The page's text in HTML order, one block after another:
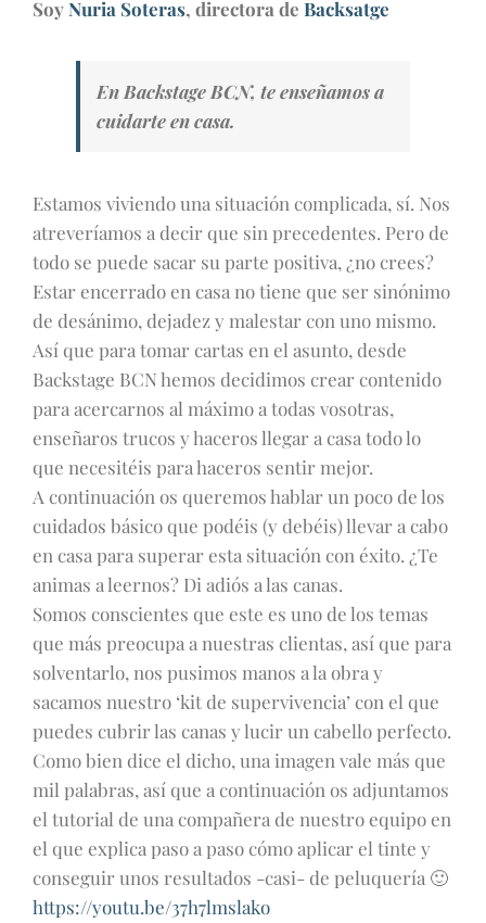
SoyNuria Soteras, directora de Backsatge
En Backstage BCN, te enseñamos a
cuidarte en casa.
Estamos viviendo una situación complicada, sí. Nos
atreveríamos a decir que sin precedentes. Pero de
todo se puede sacar su parte positiva, ¿no crees?
Estar encerrado en casa no tiene que ser sinónimo
de desánimo, dejadez y malestar con uno mismo.
Así que para tomar cartas en el asunto, desde
Backstage BCN hemos decidimos crear contenido
para acercarnos al máximo a todas vosotras,
enseñaros trucos y haceros llegar a casa todo lo
que necesitéis para haceros sentir mejor.
A continuación os queremos hablar un poco de los
cuidados básico que podéis (y debéis) llevar a cabo
en casa para superar esta situación con éxito. ¿Te
animas a leernos? Di adiós a las canas.
Somos conscientes que este es uno de los temas
que más preocupa a nuestras clientas, así que para
solventarlo, nos pusimos manos a la obra y
sacamos nuestro ‘kit de supervivencia’ con el que
puedes cubrir las canas y lucir un cabello perfecto.
Como bien dice el dicho, una imagen vale más que
mil palabras, así que a continuación os adjuntamos
el tutorial de una compañera de nuestro equipo en
el que explica paso a paso cómo aplicar el tinte y
conseguir unos resultados -casi- de peluquería 🙂
https://youtu.be/37h7lmslako